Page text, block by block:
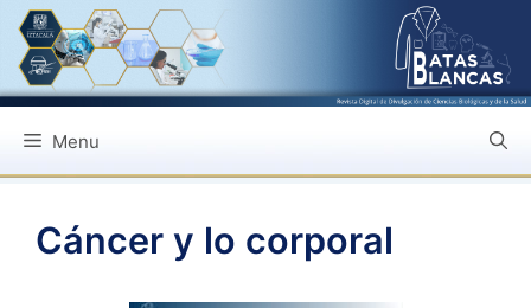
Saltar
contenido
Menu
Cáncer y lo corporal